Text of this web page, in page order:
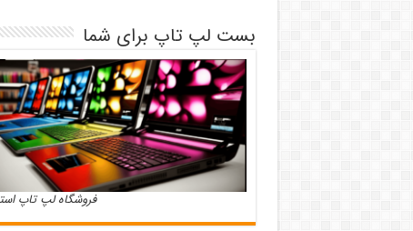
بست لپ تاپ برای شما
فروشگاه لپ تاپ